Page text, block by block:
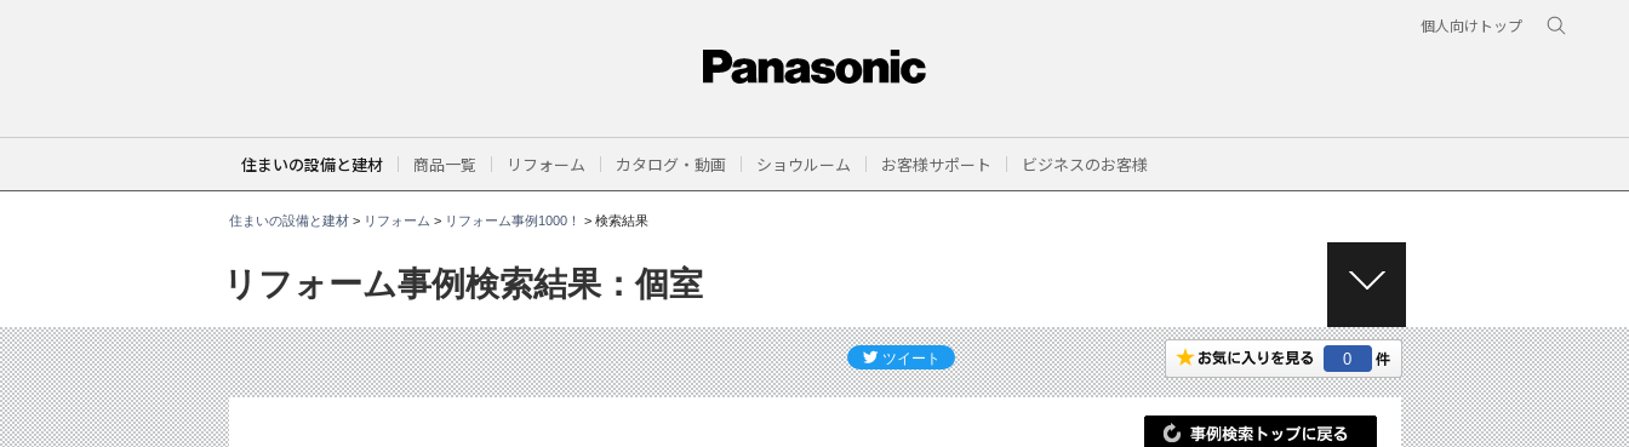
個人向けトップ
住まいの設備と建材 商品一覧 リフォーム カタログ・動画 ショウルーム お客様サポート ビジネスのお客様
住まいの設備と建材> リフォーム > リフォーム事例1000！ > 検索結果
リフォーム事例検索結果：個室
E
N
。
0